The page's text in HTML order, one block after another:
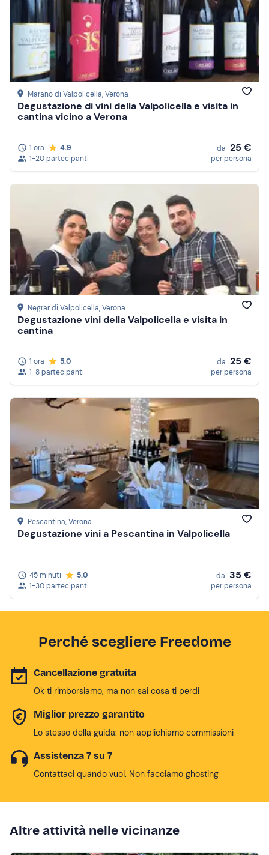
Marano di Valpolicella, Verona
Degustazione di vini della Valpolicella e visita in
cantina vicino a Verona
1 ora
4.9
1-20 partecipanti
da 25 €
per persona
Negrar di Valpolicella, Verona
Degustazione vini della Valpolicella e visita in
cantina
1 ora
5.0
1-8 partecipanti
da 25 €
per persona
Pescantina, Verona
Degustazione vini a Pescantina in Valpolicella
45 minuti
5.0
1-30 partecipanti
da 35 €
per persona
Perché scegliere Freedome
Cancellazione gratuita
Ok ti rimborsiamo, ma non sai cosa ti perdi
Miglior prezzo garantito
Lo stesso della guida: non applichiamo commissioni
Assistenza 7 su 7
Contattaci quando vuoi. Non facciamo ghosting
Altre attività nelle vicinanze